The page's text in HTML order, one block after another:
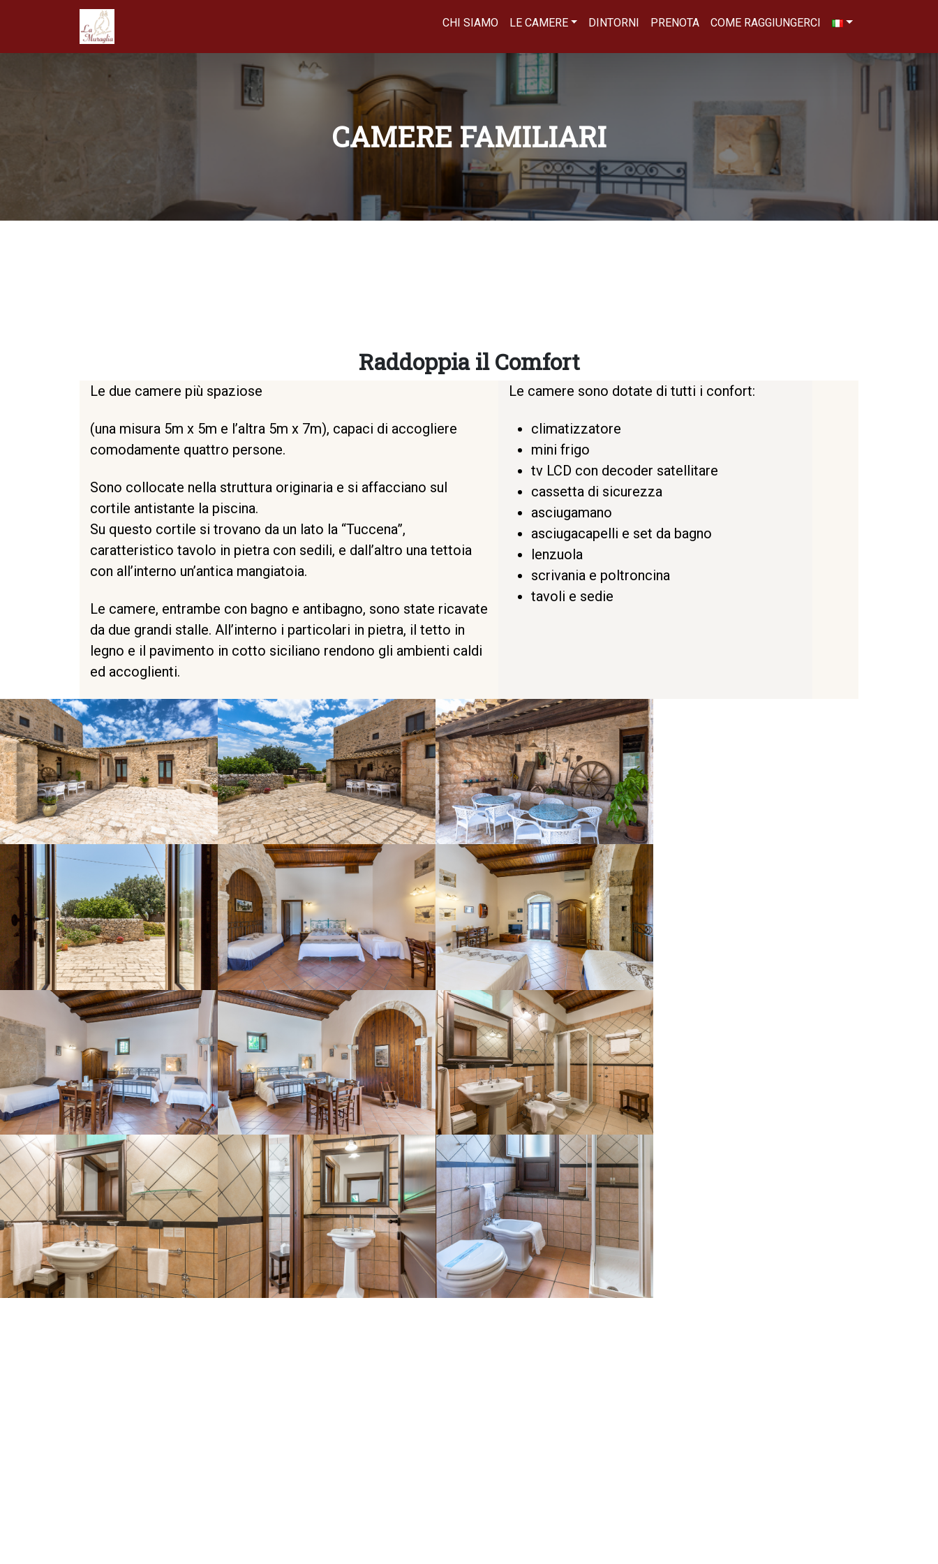
CHI SIAMO LE CAMERE DINTORNI PRENOTA COME RAGGIUNGERCI
CAMERE FAMILIARI
Raddoppia il Comfort
Le due camere più spaziose
(una misura 5m x 5m e l’altra 5m x 7m), capaci di accogliere
comodamente quattro persone.
Sono collocate nella struttura originaria e si affacciano sul
cortile antistante la piscina.
Su questo cortile si trovano da un lato la “Tuccena”,
caratteristico tavolo in pietra con sedili, e dall’altro una tettoia
con all’interno un’antica mangiatoia.
Le camere, entrambe con bagno e antibagno, sono state ricavate
da due grandi stalle. All’interno i particolari in pietra, il tetto in
legno e il pavimento in cotto siciliano rendono gli ambienti caldi
ed accoglienti.
Le camere sono dotate di tutti i confort:
climatizzatore
mini frigo
tv LCD con decoder satellitare
cassetta di sicurezza
asciugamano
asciugacapelli e set da bagno
lenzuola
scrivania e poltroncina
tavoli e sedie